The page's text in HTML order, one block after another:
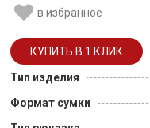
в избранное
Тип изделия
Формат сумки